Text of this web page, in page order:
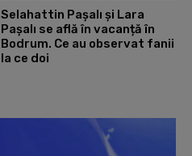
Selahattin Paşalı și Lara
Paşalı se află în vacanță în
Bodrum. Ce au observat fanii
la ce doi